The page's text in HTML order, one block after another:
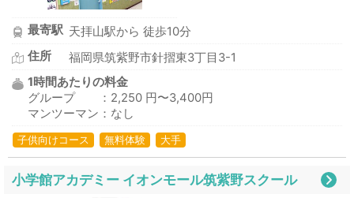
最寄駅 天拝山駅から 徒歩10分
住所
福岡県筑紫野市針摺東3丁目3-1
1時間あたりの料金
グループ ：2,250 円〜3,400円
マンツーマン：なし
子供向けコース 無料体験 大手
小学館アカデミー イオンモール筑紫野スクール